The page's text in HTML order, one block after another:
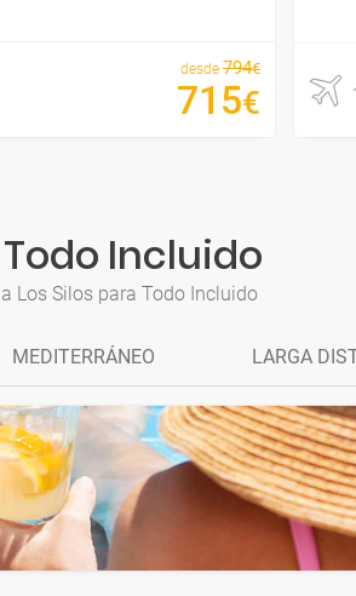
desde 794€
715€
Incluido
Los Silos para Todo Incluido
MEDITERRÁNEO LARGA